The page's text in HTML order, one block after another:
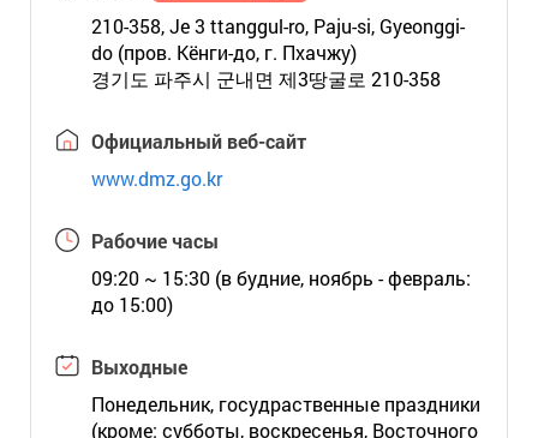
210-358, Je 3 ttanggul-ro, Paju-si, Gyeonggi-
do (пров. Кёнги-до, г. Пхачжу)
경기도 파주시 군내면 제3땅굴로 210-358
Официальный веб-сайт
www.dmz.go.kr
Рабочие часы
09:20 ~ 15:30 (в будние, ноябрь - февраль:
до 15:00)
Выходные
Понедельник, госудраственные праздники
(кроме: субботы, воскресенья, Восточного